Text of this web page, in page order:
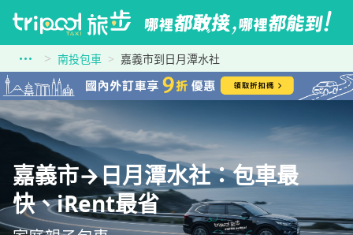
南投包車 嘉義市到日月潭水社
嘉義市→日月潭水社：包車最
快、iRent最省